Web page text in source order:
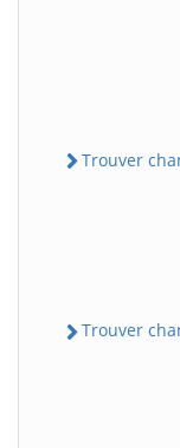
Trouver
Trouver